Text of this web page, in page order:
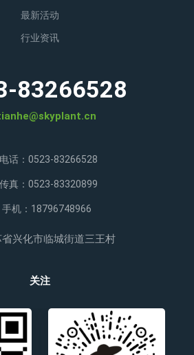
最新活动
行业资讯
83266528
电话：0523-83266528
传真：0523-83320899
手机：18796748966
兴化市临城街道三王村
关注